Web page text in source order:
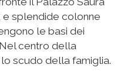
e splendide colonne
le basi dei
centro della
scudo della famiglia.